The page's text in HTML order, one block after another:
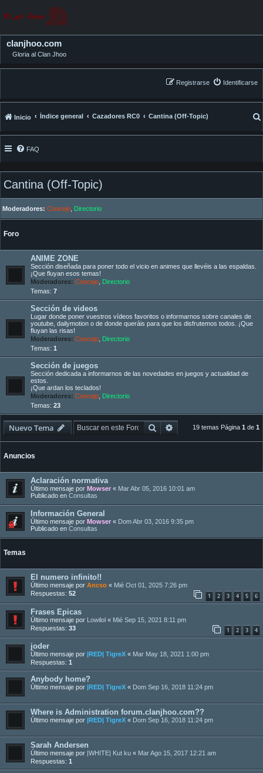
clanjhoo.com
Gloria al Clan Jhoo
Identificarse
Registrarse
Inicio Índice general Cazadores RC0 Cantina (Off-Topic)
FAQ
Cantina (Off-Topic)
Moderadores: Concejo Directorio
Foro
ANIME ZONE
Sección diseñada para poner todo el vicio en animes que llevéis a las espaldas.
¡Que fluyan esos temas!
Moderadores: Concejo Directorio
Temas: 7
Sección de videos
Lugar donde poner vuestros vídeos favoritos o informarnos sobre canales de
youtube, dailymotion o de donde queráis para que los disfrutemos todos. ¡Que
fluyan las risas!
Moderadores: Concejo Directorio
Temas: 1
Sección de juegos
Sección dedicada a informarnos de las novedades en juegos y actualidad de
estos.
¡Que ardan los teclados!
Moderadores: Concejo Directorio
Temas: 23
Nuevo Tema Buscar Búsqueda avanzada
19 temas Página 1 de 1
Anuncios
Aclaración normativa
Último mensaje por Mowser « Mar Abr 05, 2016 10:01 am
Publicado en Consultas
Información General
Último mensaje por Mowser « Dom Abr 03, 2016 9:35 pm
Publicado en Consultas
Temas
El numero infinito!!
Último mensaje por Ancso « Mié Oct 01, 2025 7:26 pm
Respuestas: 52 1 2 3 4 5 6
Frases Epicas
Último mensaje por Lowilol « Mié Sep 15, 2021 8:11 pm
Respuestas: 33 1 2 3 4
joder
Último mensaje por |RED| TigreX « Mar May 18, 2021 1:00 pm
Respuestas: 1
Anybody home?
Último mensaje por |RED| TigreX « Dom Sep 16, 2018 11:24 pm
Where is Administration forum.clanjhoo.com??
Último mensaje por |RED| TigreX « Dom Sep 16, 2018 11:24 pm
Sarah Andersen
Último mensaje por |WHITE| Kut ku « Mar Ago 15, 2017 12:21 am
Respuestas: 1